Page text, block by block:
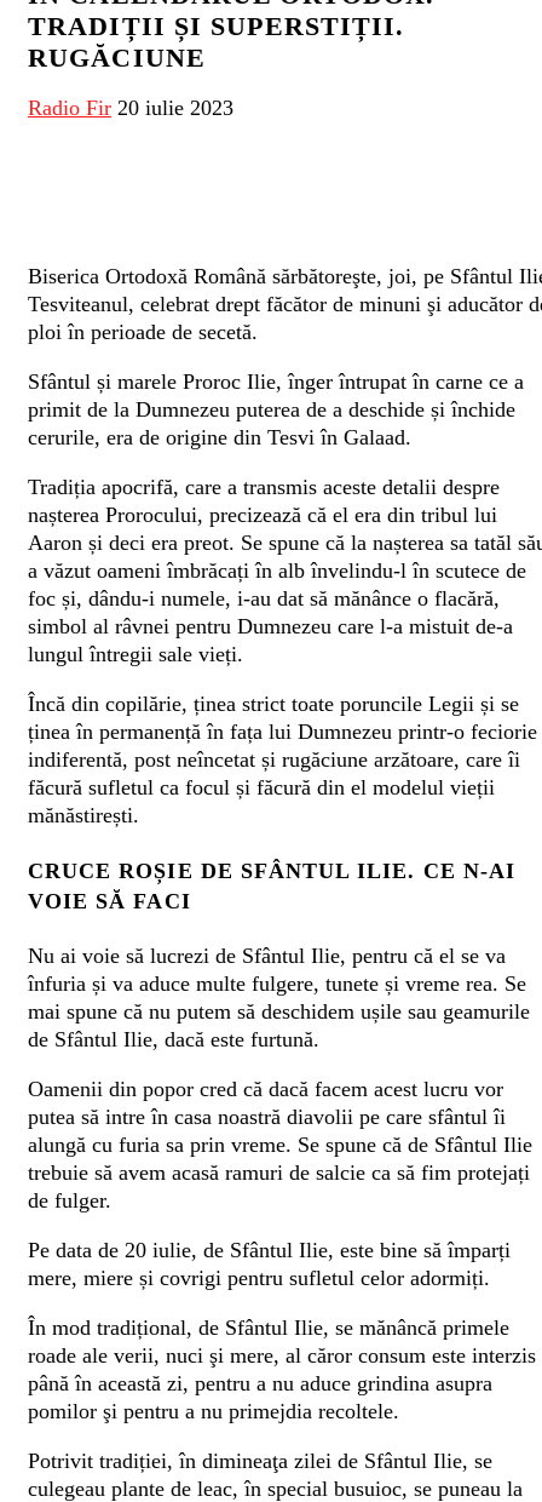
TRADIȚII ȘI SUPERSTIȚII.
RUGĂCIUNE
Radio Fir 20 iulie 2023
Biserica Ortodoxă Română sărbătoreşte, joi, pe Sfântul
Tesviteanul, celebrat drept făcător de minuni şi aducător
ploi în perioade de secetă.
Sfântul și marele Proroc Ilie, înger întrupat în carne ce a
primit de la Dumnezeu puterea de a deschide și închide
cerurile, era de origine din Tesvi în Galaad.
Tradiția apocrifă, care a transmis aceste detalii despre
nașterea Prorocului, precizează că el era din tribul lui
Aaron și deci era preot. Se spune că la nașterea sa tatăl
a văzut oameni îmbrăcați în alb învelindu-l în scutece de
foc și, dându-i numele, i-au dat să mănânce o flacără,
simbol al râvnei pentru Dumnezeu care l-a mistuit de-a
lungul întregii sale vieți.
Încă din copilărie, ținea strict toate poruncile Legii și se
ținea în permanență în fața lui Dumnezeu printr-o feciorie
indiferentă, post neîncetat și rugăciune arzătoare, care îi
făcură sufletul ca focul și făcură din el modelul vieții
mănăstirești.
CRUCE ROȘIE DE SFÂNTUL ILIE. CE N-AI
VOIE SĂ FACI
Nu ai voie să lucrezi de Sfântul Ilie, pentru că el se va
înfuria și va aduce multe fulgere, tunete și vreme rea. Se
mai spune că nu putem să deschidem ușile sau geamurile
de Sfântul Ilie, dacă este furtună.
Oamenii din popor cred că dacă facem acest lucru vor
putea să intre în casa noastră diavolii pe care sfântul îi
alungă cu furia sa prin vreme. Se spune că de Sfântul Ilie
trebuie să avem acasă ramuri de salcie ca să fim protejați
de fulger.
Pe data de 20 iulie, de Sfântul Ilie, este bine să împarți
mere, miere și covrigi pentru sufletul celor adormiți.
În mod tradițional, de Sfântul Ilie, se mănâncă primele
roade ale verii, nuci şi mere, al căror consum este interzis
până în această zi, pentru a nu aduce grindina asupra
pomilor şi pentru a nu primejdia recoltele.
Potrivit tradiției, în dimineaţa zilei de Sfântul Ilie, se
culegeau plante de leac, în special busuioc, se puneau la